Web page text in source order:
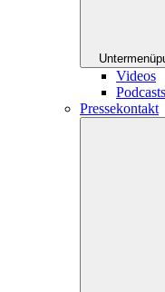
Videos
Podcasts
Pressekontakt